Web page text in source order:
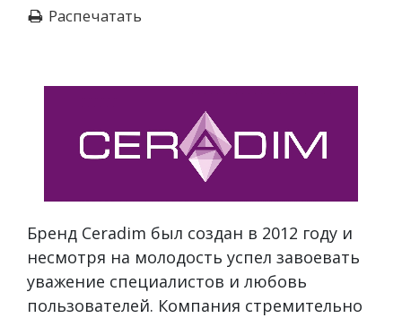
Распечатать
Бренд Ceradim был создан в 2012 году и
несмотря на молодость успел завоевать
уважение специалистов и любовь
пользователей. Компания стремительно